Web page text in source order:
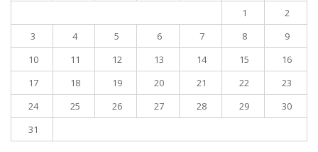
1
2
3
4 5 6 7 8
9
10
11 12 13 14 15
16
17
18 19 20 21 22
23
24
25 26 27 28 29
30
31